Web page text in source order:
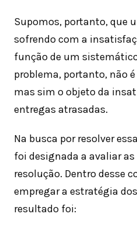
Supomos, portanto, que
sofrendo com a
função de um
problema, portanto, não
mas sim o objeto da
entregas atrasadas.
Na busca por resolver
foi designada a avaliar
resolução. Dentro desse
empregar a estratégia dos
resultado foi: